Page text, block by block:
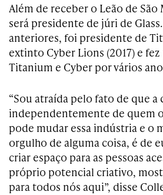
Além de receber o Leão de
será presidente de júri de
anteriores, foi presidente de
extinto Cyber Lions (2017) e
Titanium e Cyber por vários
“Sou atraída pelo fato de que
independentemente de quem
pode mudar essa indústria e o
orgulho de alguma coisa, é de
criar espaço para as pessoas
próprio potencial criativo,
para todos nós aqui”, disse